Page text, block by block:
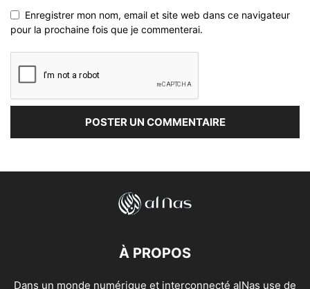
Enregistrer mon nom, email et site web dans ce navigateur
pour la prochaine fois que je commenterai.
À PROPOS
Dans un monde numérique et interconnecté alNas use de